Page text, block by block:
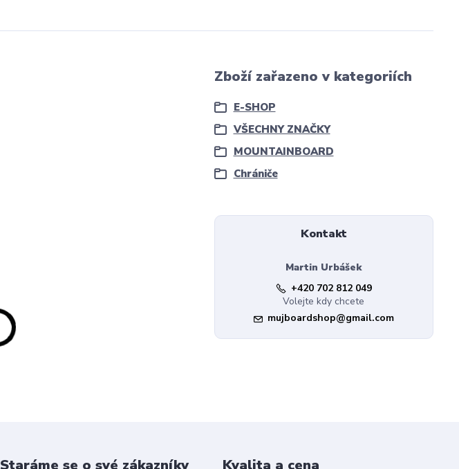
Zboží zařazeno v kategoriích
E-SHOP
VŠECHNY ZNAČKY
MOUNTAINBOARD
Chrániče
Kontakt
Martin Urbášek
+420 702 812 049
Volejte kdy chcete
mujboardshop@gmail.com
Staráme se o své zákazníky Kvalita a cena